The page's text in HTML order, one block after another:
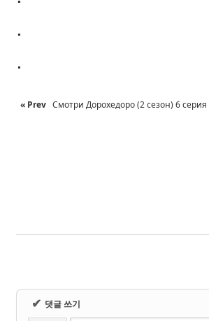
.
.
« Prev Смотри Дорохедоро (2 сезон) 6
✔ 댓글 쓰기